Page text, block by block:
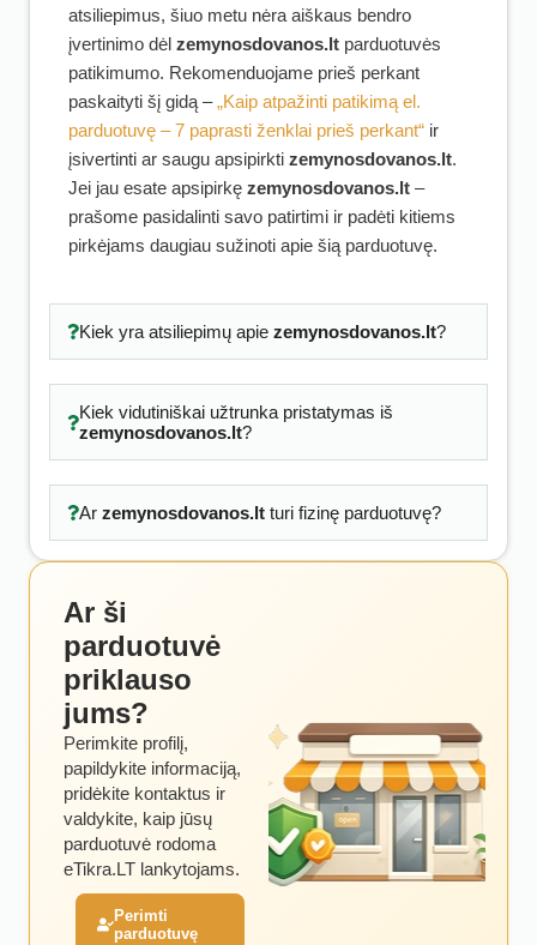
atsiliepimus, šiuo metu nėra aiškaus bendro
įvertinimo dėl zemynosdovanos.lt parduotuvės
patikimumo. Rekomenduojame prieš perkant
paskaityti šį gidą –„Kaip atpažinti patikimą el.
parduotuvę – 7 paprasti ženklai prieš perkant“ ir
įsivertinti ar saugu apsipirkti zemynosdovanos.lt.
Jei jau esate apsipirkę zemynosdovanos.lt –
prašome pasidalinti savo patirtimi ir padėti kitiems
pirkėjams daugiau sužinoti apie šią parduotuvę.
Kiek yra atsiliepimų apie zemynosdovanos.lt?
Kiek vidutiniškai užtrunka pristatymas iš
zemynosdovanos.lt?
Ar zemynosdovanos.ltturi fizinę parduotuvę?
Ar ši
parduotuvė
priklauso
jums?
Perimkite profilį,
papildykite informaciją,
pridėkite kontaktus ir
valdykite, kaip jūsų
parduotuvė rodoma
eTikra.LT lankytojams.
Perimti
parduotuvę